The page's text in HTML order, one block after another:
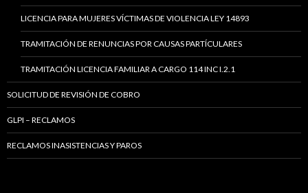
LICENCIA PARA MUJERES VÍCTIMAS DE VIOLENCIA LEY 14893
TRAMITACIÓN DE RENUNCIAS POR CAUSAS PARTÍCULARES
TRAMITACIÓN LICENCIA FAMILIAR A CARGO 114 INC I.2.1
SOLICITUD DE REVISIÓN DE COBRO
GLPI – RECLAMOS
RECLAMOS INASISTENCIAS Y PAROS